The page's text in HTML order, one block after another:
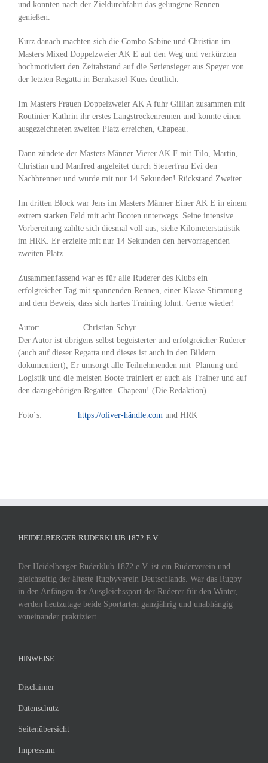
und konnten nach der Zieldurchfahrt das gelungene Rennen
genießen.
Kurz danach machten sich die Combo Sabine und Christian im
Masters Mixed Doppelzweier AK E auf den Weg und verkürzten
hochmotiviert den Zeitabstand auf die Seriensieger aus Speyer von
der letzten Regatta in Bernkastel-Kues deutlich.
Im Masters Frauen Doppelzweier AK A fuhr Gillian zusammen mit
Routinier Kathrin ihr erstes Langstreckenrennen und konnte einen
ausgezeichneten zweiten Platz erreichen, Chapeau.
Dann zündete der Masters Männer Vierer AK F mit Tilo, Martin,
Christian und Manfred angeleitet durch Steuerfrau Evi den
Nachbrenner und wurde mit nur 14 Sekunden! Rückstand Zweiter.
Im dritten Block war Jens im Masters Männer Einer AK E in einem
extrem starken Feld mit acht Booten unterwegs. Seine intensive
Vorbereitung zahlte sich diesmal voll aus, siehe Kilometerstatistik
im HRK. Er erzielte mit nur 14 Sekunden den hervorragenden
zweiten Platz.
Zusammenfassend war es für alle Ruderer des Klubs ein
erfolgreicher Tag mit spannenden Rennen, einer Klasse Stimmung
und dem Beweis, dass sich hartes Training lohnt. Gerne wieder!
Autor: Christian Schyr
Der Autor ist übrigens selbst begeisterter und erfolgreicher Ruderer
(auch auf dieser Regatta und dieses ist auch in den Bildern
dokumentiert), Er umsorgt alle Teilnehmenden mit Planung und
Logistik und die meisten Boote trainiert er auch als Trainer und auf
den dazugehörigen Regatten. Chapeau! (Die Redaktion)
Foto´s: https://oliver-händle.comund HRK
HEIDELBERGER RUDERKLUB 1872 E.V.
Der Heidelberger Ruderklub 1872 e.V. ist ein Ruderverein und
gleichzeitig der älteste Rugbyverein Deutschlands. War das Rugby
in den Anfängen der Ausgleichssport der Ruderer für den Winter,
werden heutzutage beide Sportarten ganzjährig und unabhängig
voneinander praktiziert.
HINWEISE
Disclaimer
Datenschutz
Seitenübersicht
Impressum